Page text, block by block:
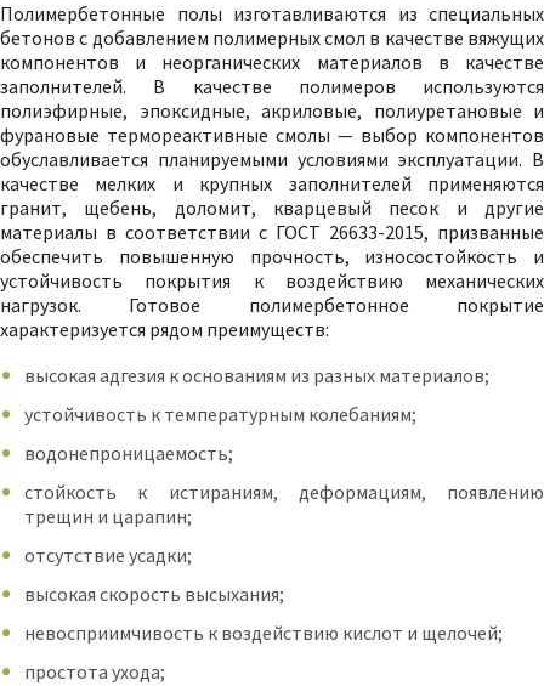
Полимербетонные полы изготавливаются из специальных
бетонов с добавлением полимерных смол в качестве вяжущих
компонентов и неорганических материалов в качестве
заполнителей. В качестве полимеров используются
полиэфирные, эпоксидные, акриловые, полиуретановые и
фурановые термореактивные смолы — выбор компонентов
обуславливается планируемыми условиями эксплуатации. В
качестве мелких и крупных заполнителей применяются
гранит, щебень, доломит, кварцевый песок и другие
материалы в соответствии с ГОСТ 26633-2015, призванные
обеспечить повышенную прочность, износостойкость и
устойчивость покрытия к воздействию механических
нагрузок. Готовое полимербетонное покрытие
характеризуется рядом преимуществ:
высокая адгезия к основаниям из разных материалов;
устойчивость к температурным колебаниям;
водонепроницаемость;
стойкость к истираниям, деформациям, появлению
трещин и царапин;
отсутствие усадки;
высокая скорость высыхания;
невосприимчивость к воздействию кислот и щелочей;
простота ухода;